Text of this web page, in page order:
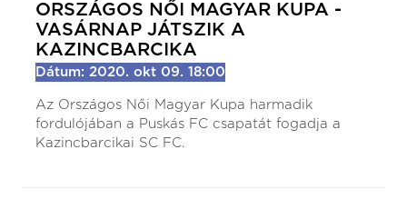
ORSZÁGOS NŐI MAGYAR KUPA -
VASÁRNAP JÁTSZIK A
KAZINCBARCIKA
Dátum: 2020. okt 09. 18:00
Az Országos Női Magyar Kupa harmadik
fordulójában a Puskás FC csapatát fogadja a
Kazincbarcikai SC FC.